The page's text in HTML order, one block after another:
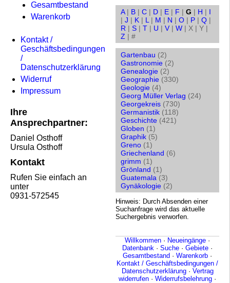
Gesamtbestand
Warenkorb
Kontakt /
Geschäftsbedingungen
/
Datenschutzerklärung
Widerruf
Impressum
Ihre
Ansprechpartner:
Daniel Osthoff
Ursula Osthoff
Kontakt
Rufen Sie einfach an
unter
0931-572545
A| B | C | D | E | F | G | H | I
| J | K | L | M | N | O | P | Q |
R | S | T | U | V | W | X | Y |
Z | #
Gartenbau (2)
Gastronomie (2)
Genealogie (2)
Geographie (330)
Geologie (4)
Georg Müller Verlag (24)
Georgekreis (730)
Germanistik (118)
Geschichte (421)
Globen (1)
Graphik (5)
Greno (1)
Griechenland (6)
grimm (1)
Grönland (1)
Guatemala (3)
Gynäkologie (2)
Hinweis: Durch Absenden einer
Suchanfrage wird das aktuelle
Suchergebnis verworfen.
Willkommen · Neueingänge ·
Datenbank · Suche · Gebiete ·
Gesamtbestand · Warenkorb ·
Kontakt / Geschäftsbedingungen /
Datenschutzerklärung· Vertrag
widerrufen · Widerrufsbelehrung ·